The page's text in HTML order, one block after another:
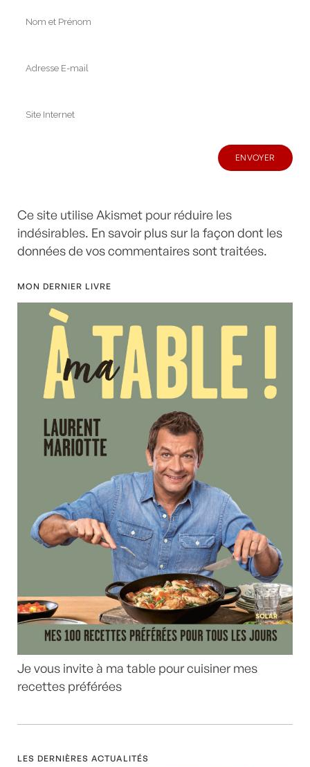
Ce site utilise Akismet pour réduire les
indésirables. En savoir plus sur la façon dont les
données de vos commentaires sont traitées.
MON DERNIER LIVRE
Je vous invite à ma table pour cuisiner mes
recettes préférées
LES DERNIÈRES ACTUALITÉS